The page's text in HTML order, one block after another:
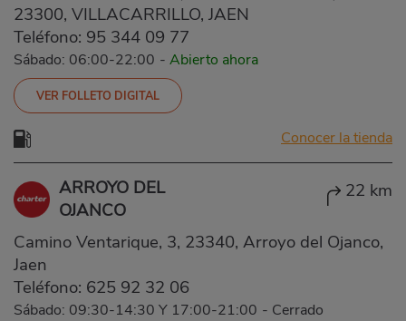
23300, VILLACARRILLO, JAEN
Teléfono: 95 344 09 77
Sábado: 06:00-22:00 - Abierto ahora
VER FOLLETO DIGITAL
Conocer la tienda
ARROYO DEL
OJANCO
22 km
Camino Ventarique, 3, 23340, Arroyo del Ojanco,
Jaen
Teléfono: 625 92 32 06
Sábado: 09:30-14:30 Y 17:00-21:00 - Cerrado